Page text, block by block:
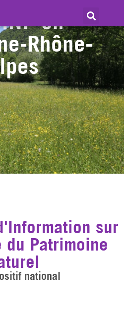
en
Rhône-
sur
Patrimoine
national